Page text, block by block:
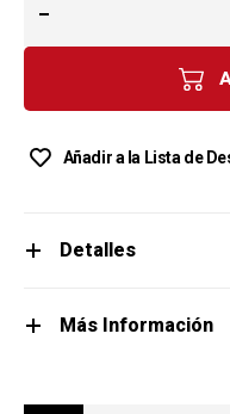
Añadir a la Lista de
Detalles
Más Información